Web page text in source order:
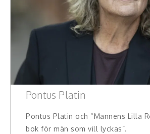
Pontus Platin
Pontus Platin och “Mannens Lilla
bok för män som vill lyckas”.